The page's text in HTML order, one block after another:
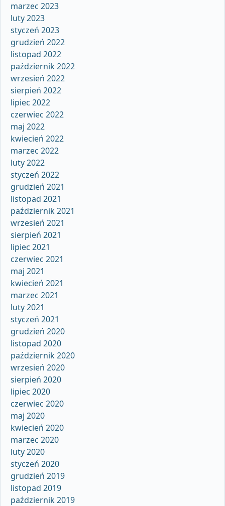
marzec 2023
luty 2023
styczeń 2023
grudzień 2022
listopad 2022
październik 2022
wrzesień 2022
sierpień 2022
lipiec 2022
czerwiec 2022
maj 2022
kwiecień 2022
marzec 2022
luty 2022
styczeń 2022
grudzień 2021
listopad 2021
październik 2021
wrzesień 2021
sierpień 2021
lipiec 2021
czerwiec 2021
maj 2021
kwiecień 2021
marzec 2021
luty 2021
styczeń 2021
grudzień 2020
listopad 2020
październik 2020
wrzesień 2020
sierpień 2020
lipiec 2020
czerwiec 2020
maj 2020
kwiecień 2020
marzec 2020
luty 2020
styczeń 2020
grudzień 2019
listopad 2019
październik 2019